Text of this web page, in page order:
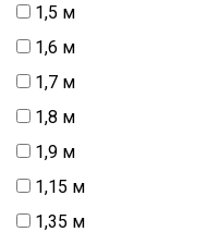
1,5 м
1,6 м
1,7 м
1,8 м
1,9 м
1,15 м
1,35 м